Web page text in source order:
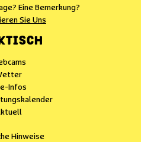
Eine Bemerkung?
Sie Uns
Infos
Hinweise